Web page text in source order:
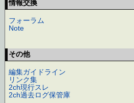
情報交換
フォーラム
Note
その他
編集ガイドライン
リンク集
2ch現行スレ
2ch過去ログ保管庫